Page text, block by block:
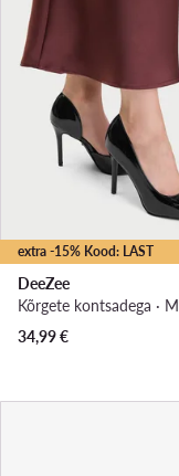
extra -15% Kood: LAST
DeeZee
34,99€